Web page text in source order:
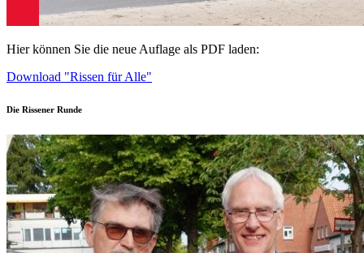
Hier können Sie die neue Auflage als PDF laden:
Download "Rissen für Alle"
Die Rissener Runde